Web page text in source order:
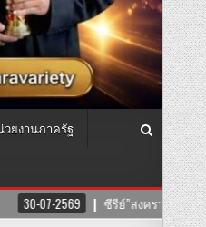
ยงานภาครัฐ
วันฟิล์ม” นำทีมโดยตัวแม่ “อุ๊บ วิริยะ”